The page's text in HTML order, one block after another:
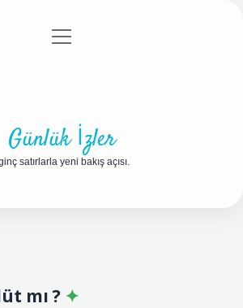
Gizlilik Politikası
menüyü
Günlük İzler
satırlarla yeni bakış açısı.
mı ?